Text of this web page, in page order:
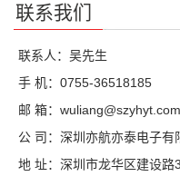
联系我们
联系人：吴先生
手 机：0755-36518185
邮 箱：wuliang@szyhyt.com
公 司：深圳亦航亦泰电子有
地 址：深圳市龙华区建设